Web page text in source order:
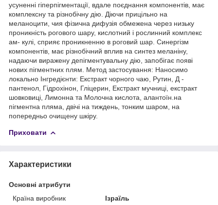
усуненні гіперпігментації, вдале поєднання компонентів, має
комплексну та різнобічну дію. Діючи прицільно на
меланоцити, чия фізична дифузія обмежена через низьку
проникність рогового шару, кислотний і рослинний комплекс
ам- кулі, сприяє проникненню в роговий шар. Синергізм
компонентів, має різнобічний вплив на синтез меланіну,
надаючи виражену депігментувальну дію, запобігає появі
нових пігментних плям. Метод застосування: Наносимо
локально Інгредієнти: Екстракт чорного чаю, Рутин, Д -
пантенол, Гідрохінон, Гліцерин, Екстракт мучниці, екстракт
шовковиці, Лимонна та Молочна кислота, алантоїн.на
пігментна пляма, двічі на тиждень, тонким шаром, на
попередньо очищену шкіру.
Приховати
Характеристики
Основні атрибути
Країна виробник
Ізраїль